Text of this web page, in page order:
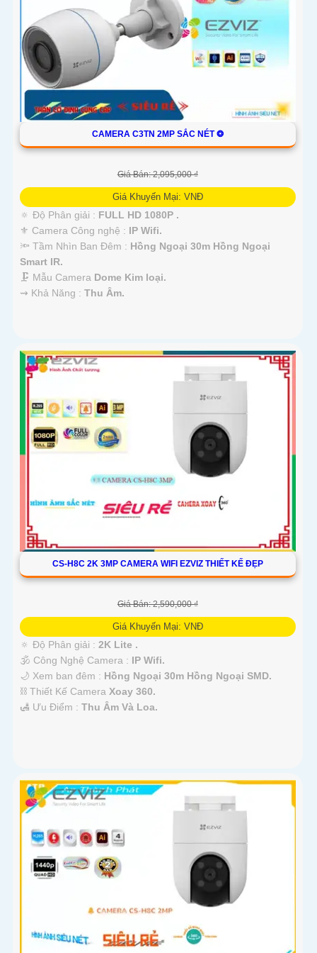
CAMERA C3TN 2MP SẮC NÉT ❂
Giá Bán: 2,095,000 ₫
Giá Khuyến Mại: VNĐ
🔅 Độ Phân giải : FULL HD 1080P .
⚜️ Camera Công nghệ : IP Wifi.
🔦 Tầm Nhìn Ban Đêm : Hồng Ngoại 30m Hồng Ngoại
Smart IR.
🗜️ Mẫu Camera Dome Kim loại.
️⇝ Khả Năng : Thu Âm.
CS-H8C 2K 3MP CAMERA WIFI EZVIZ THIẾT KẾ ĐẸP
Giá Bán: 2,590,000 ₫
Giá Khuyến Mại: VNĐ
🔅 Độ Phân giải : 2K Lite .
🕉️ Công Nghệ Camera : IP Wifi.
🌙 Xem ban đêm : Hồng Ngoại 30m Hồng Ngoại SMD.
⛓ Thiết Kế Camera Xoay 360.
️🛃 Ưu Điểm : Thu Âm Và Loa.